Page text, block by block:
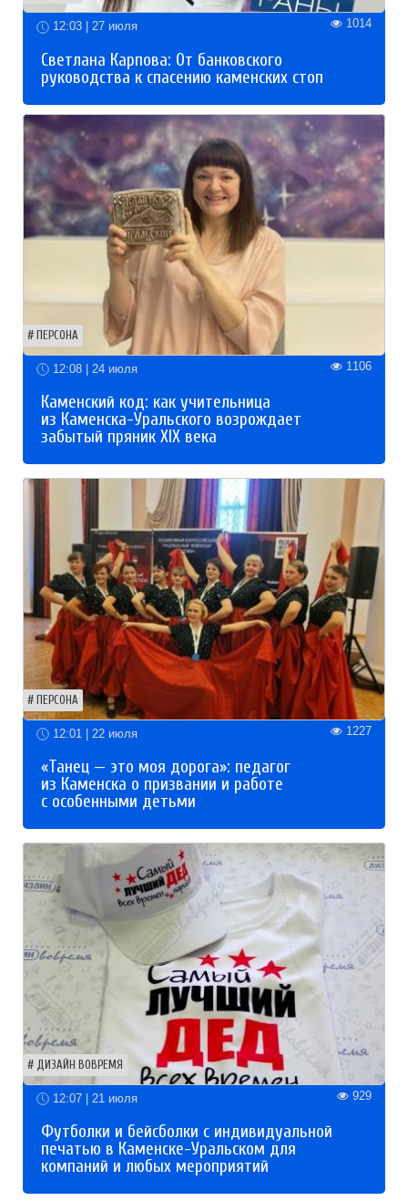
12:03 | 27 июля 1014
Светлана Карпова: От банковского
руководства к спасению каменских стоп
ПЕРСОНА
12:08 | 24 июля 1106
Каменский код: как учительница
из Каменска-Уральского возрождает
забытый пряник XIX века
ПЕРСОНА
12:01 | 22 июля 1227
«Танец — это моя дорога»: педагог
из Каменска о призвании и работе
с особенными детьми
ДИЗАЙН ВОВРЕМЯ
12:07 | 21 июля 929
Футболки и бейсболки с индивидуальной
печатью в Каменске-Уральском для
компаний и любых мероприятий